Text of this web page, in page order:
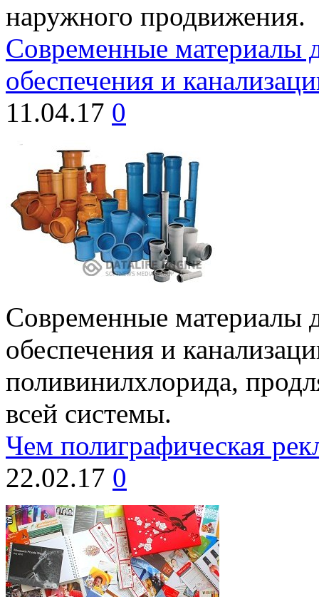
наружного продвижения.
Современные материалы
обеспечения и
11.04.17 0
Современные материалы
обеспечения и
поливинилхлорида,
всей системы.
Чем полиграфическая
22.02.17 0